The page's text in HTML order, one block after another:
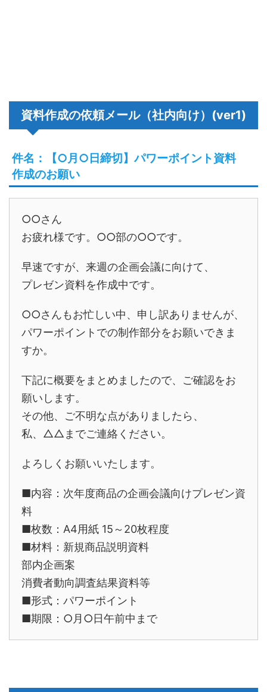
資料作成の依頼メール（社内向け）(ver1)
件名：【○月○日締切】パワーポイント資料
作成のお願い
○○さん
お疲れ様です。○○部の○○です。
早速ですが、来週の企画会議に向けて、
プレゼン資料を作成中です。
○○さんもお忙しい中、申し訳ありませんが、
パワーポイントでの制作部分をお願いできま
すか。
下記に概要をまとめましたので、ご確認をお
願いします。
その他、ご不明な点がありましたら、
私、△△までご連絡ください。
よろしくお願いいたします。
■内容：次年度商品の企画会議向けプレゼン資
料
■枚数：A4用紙 15～20枚程度
■材料：新規商品説明資料
部内企画案
消費者動向調査結果資料等
■形式：パワーポイント
■期限：○月○日午前中まで